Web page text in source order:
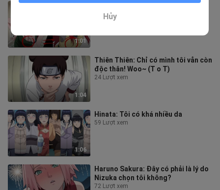
1:01
Kushina-chan: ??? Tại sao cà chua
chỉ có thể làm trứng bác?
15 Lượt xem
1:04
Thiên Thiên: Chỉ có mình tôi vẫn còn
độc thân! Woo~ (T o T)
24 Lượt xem
1:06
Hinata: Tôi có khá nhiều da
59 Lượt xem
Haruno Sakura: Đây có phải là lý do
Nizuka chọn tôi không?
72 Lượt xem
Hủy